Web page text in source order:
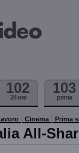
102
24 ore
103
prima
Cinema Prima
All-